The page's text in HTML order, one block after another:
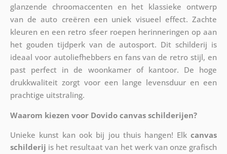
glanzende chroomaccenten en het klassieke ontwerp
van de auto creëren een uniek visueel effect. Zachte
kleuren en een retro sfeer roepen herinneringen op aan
het gouden tijdperk van de autosport. Dit schilderij is
ideaal voor autoliefhebbers en fans van de retro stijl, en
past perfect in de woonkamer of kantoor. De hoge
drukkwaliteit zorgt voor een lange levensduur en een
prachtige uitstraling.
Waarom kiezen voor Dovido canvas schilderijen?
Unieke kunst kan ook bij jou thuis hangen! Elkcanvas
schilderij is het resultaat van het werk van onze grafisch